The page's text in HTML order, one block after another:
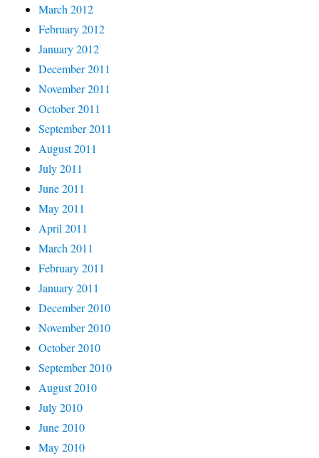
March 2012
February 2012
January 2012
December 2011
November 2011
October 2011
September 2011
August 2011
July 2011
June 2011
May 2011
April 2011
March 2011
February 2011
January 2011
December 2010
November 2010
October 2010
September 2010
August 2010
July 2010
June 2010
May 2010